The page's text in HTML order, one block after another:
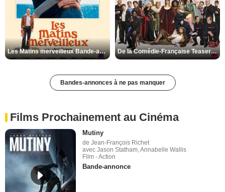
Les Matins merveilleux Bande-annonce VF De la Comédie-Française Teaser VF
Bandes-annonces à ne pas manquer
Films Prochainement au Cinéma
Mutiny
de Jean-François Richet
avec Jason Statham, Annabelle Wallis
Film - Action
Bande-annonce